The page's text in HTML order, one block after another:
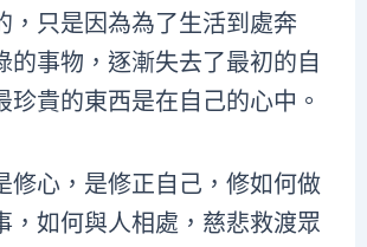
，只是因為為了生活到處奔
的事物，逐漸失去了最初的自
珍貴的東西是在自己的心中。
修心，是修正自己，修如何做
，如何與人相處，慈悲救渡眾